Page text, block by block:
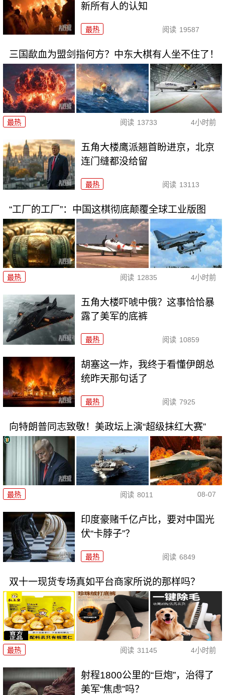
新所有人的认知
最热 阅读 19587
三国歃血为盟剑指何方？中东大棋有人坐不住了！
最热 阅读 13733 4小时前
五角大楼鹰派翘首盼进京，北京
连门缝都没给留
最热 阅读 13113
“工厂的工厂”：中国这棋彻底颠覆全球工业版图
最热 阅读 12835 4小时前
五角大楼吓唬中俄？这事恰恰暴
露了美军的底裤
最热 阅读 10859
胡塞这一炸，我终于看懂伊朗总
统昨天那句话了
最热 阅读 7925
向特朗普同志致敬！美政坛上演“超级抹红大赛”
最热 阅读 8011 08-07
印度豪赌千亿卢比，要对中国光
伏“卡脖子”？
最热 阅读 6849
双十一现货专场真如平台商家所说的那样吗？
最热 阅读 31145 4小时前
射程1800公里的“巨炮”，治得了
美军“焦虑”吗？